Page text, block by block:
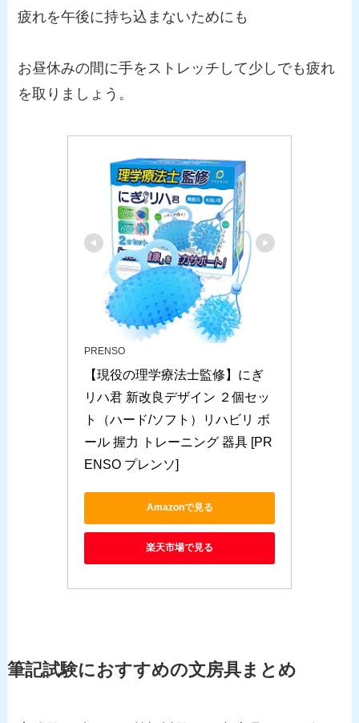
疲れを午後に持ち込まないためにも
お昼休みの間に手をストレッチして少しでも疲れ
を取りましょう。
PRENSO
【現役の理学療法士監修】にぎ
リハ君 新改良デザイン ２個セッ
ト（ハード/ソフト）リハビリ ボ
ール 握力 トレーニング 器具 [PR
ENSO プレンソ]
Amazonで見る
楽天市場で見る
筆記試験におすすめの文房具まとめ